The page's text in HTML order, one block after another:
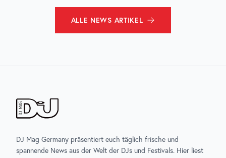
ALLE NEWS ARTIKEL
DJ Mag Germany präsentiert euch täglich frische und
spannende News aus der Welt der DJs und Festivals. Hier liest